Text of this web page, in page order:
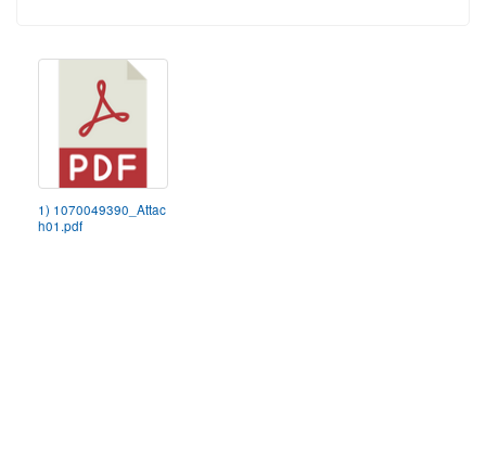
1) 1070049390_Attac
h01.pdf